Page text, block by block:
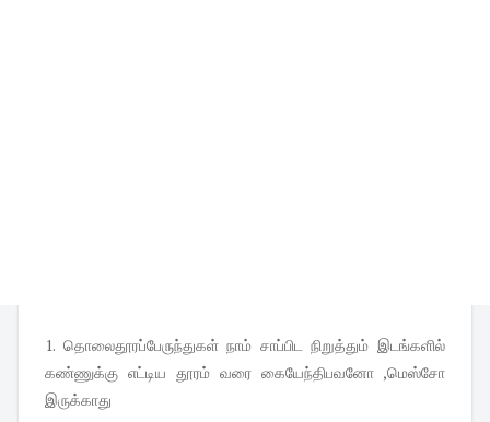
1. தொலைதூரப்பேருந்துகள் நாம் சாப்பிட நிறுத்தும் இடங்களில்
கண்ணுக்கு எட்டிய தூரம் வரை கையேந்திபவனோ ,மெஸ்சோ
இருக்காது